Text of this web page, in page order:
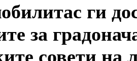
ги
за
совети на